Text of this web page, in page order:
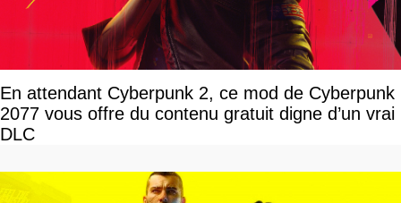
En attendant Cyberpunk 2, ce mod de Cyberpunk
2077 vous offre du contenu gratuit digne d’un vrai
DLC